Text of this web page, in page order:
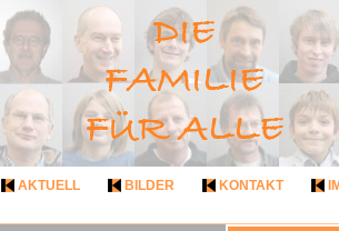
AKTUELL BILDER KONTAKT